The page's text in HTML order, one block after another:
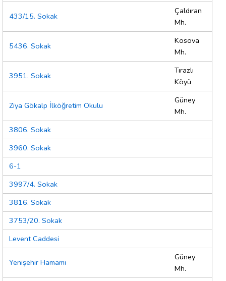
433/15. Sokak
Çaldıran
Mh.
5436. Sokak
Kosova
Mh.
3951. Sokak
Tırazlı
Köyü
Ziya Gökalp İlköğretim Okulu
Güney
Mh.
3806. Sokak
3960. Sokak
6-1
3997/4. Sokak
3816. Sokak
3753/20. Sokak
Levent Caddesi
Yenişehir Hamamı
Güney
Mh.